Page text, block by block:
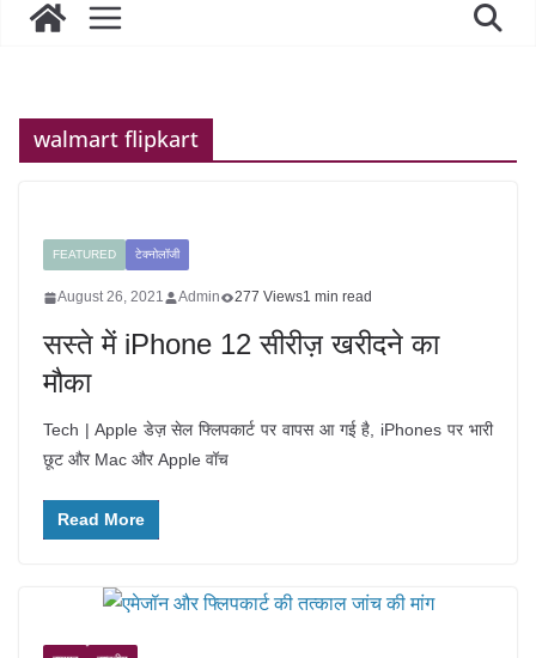
walmart flipkart
FEATURED टेक्नोलॉजी
August 26, 2021 Admin 277 Views1 min read
सस्ते में iPhone 12 सीरीज़ खरीदने का
मौका
Tech | Apple डेज़ सेल फ्लिपकार्ट पर वापस आ गई है, iPhones पर भारी
छूट और Mac और Apple वॉच
Read More